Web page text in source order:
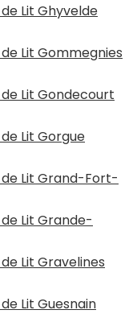
Lit Ghyvelde
Lit Gommegnies
Lit Gondecourt
Lit Gorgue
Lit Grand-Fort-
Lit Grande-
Lit Gravelines
Lit Guesnain